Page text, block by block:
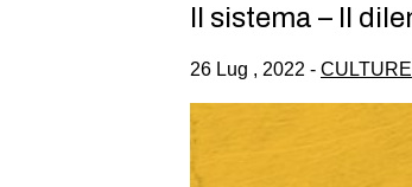
Il sistema – Il
26 Lug , 2022 - CULTURE